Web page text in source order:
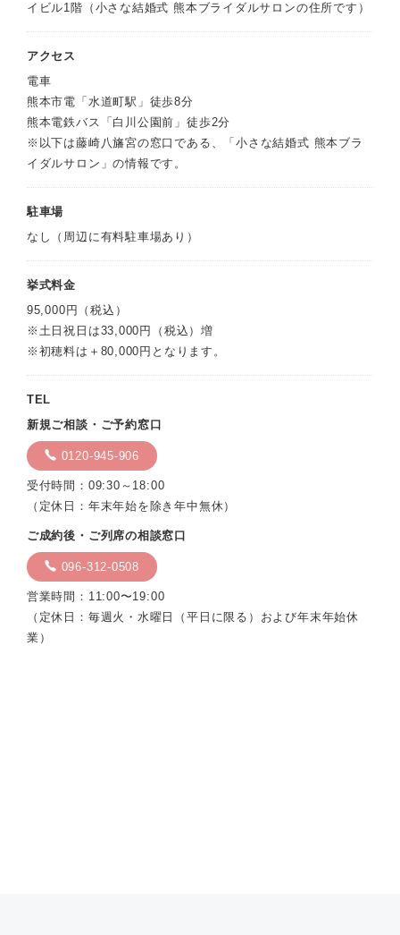
イビル1階（小さな結婚式 熊本ブライダルサロンの住所です）
アクセス
電車
熊本市電「水道町駅」徒歩8分
熊本電鉄バス「白川公園前」徒歩2分
※以下は藤崎八旛宮の窓口である、「小さな結婚式 熊本ブラ
イダルサロン」の情報です。
駐車場
なし（周辺に有料駐車場あり）
挙式料金
95,000円（税込）
※土日祝日は33,000円（税込）増
※初穂料は＋80,000円となります。
TEL
新規ご相談・ご予約窓口
0120-945-906
受付時間：09:30～18:00
（定休日：年末年始を除き年中無休）
ご成約後・ご列席の相談窓口
096-312-0508
営業時間：11:00〜19:00
（定休日：毎週火・水曜日（平日に限る）および年末年始休
業）